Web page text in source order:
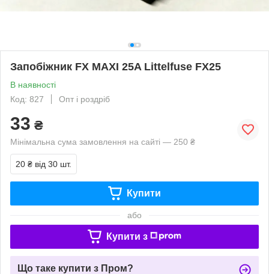
Запобіжник FX MAXI 25A Littelfuse FX25
В наявності
Код: 827
Опт і роздріб
33 ₴
Мінімальна сума замовлення на сайті — 250 ₴
20 ₴ від 30 шт.
Купити
або
Купити з
Що таке купити з Пром?